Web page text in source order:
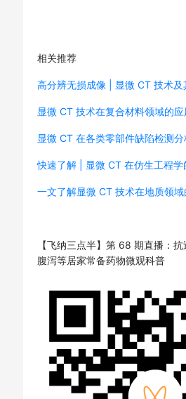
相关推荐
高分辨无损成像 | 显微 CT 技术及
显微 CT 技术在复合材料领域的
显微 CT 在各类零部件缺陷检测
快速了解 | 显微 CT 在仿生工程学
一文了解显微 CT 技术在地质领域
【飞纳三点半】第 68 期直播：
腹泻等居家常备药物微观科普